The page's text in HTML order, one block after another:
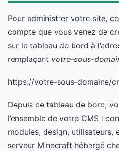
Pour administrer votre site,
compte que vous venez de
sur le tableau de bord à
remplaçant votre-sous-
https://votre-sous-domaine/
Depuis ce tableau de bord,
l’ensemble de votre CMS :
modules, design,
serveur Minecraft hébergé